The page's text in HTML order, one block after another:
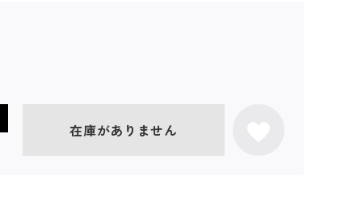
在庫がありません